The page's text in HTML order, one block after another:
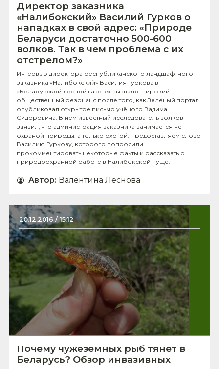
Директор заказника
«Налибокский» Василий Гурков о
нападках в свой адрес: «Природе
Беларуси достаточно 500-600
волков. Так в чём проблема с их
отстрелом?»
Интервью директора республиканского ландшафтного
заказника «Налибокский» Василия Гуркова в
«Беларусской лесной газете» вызвало широкий
общественный резонанс после того, как Зелёный портал
опубликовал открытое письмо учёного Вадима
Сидоровича. В нём известный исследователь волков
заявил, что администрация заказника занимается не
охраной природы, а только охотой. Предоставляем слово
Василию Гуркову, которого попросили
прокомментировать некоторые факты и рассказать о
природоохранной работе в Налибокской пуще.
Автор: Валентина Леснова
20.12.2016 / 15:12
Почему чужеземных рыб тянет в
Беларусь? Обзор инвазивных